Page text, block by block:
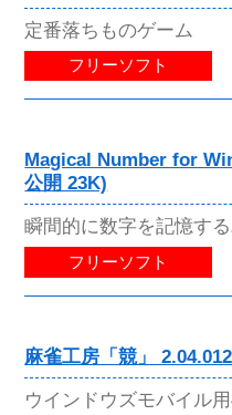
定番落ちものゲーム
フリーソフト
Magical Number for
公開 23K)
瞬間的に数字を記憶す
フリーソフト
麻雀工房「競」
ウインドウズモバイル